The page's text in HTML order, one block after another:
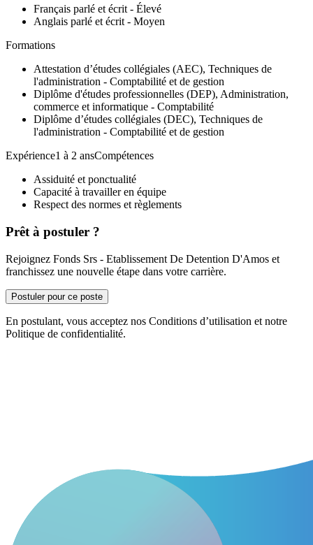
Français parlé et écrit - Élevé
Anglais parlé et écrit - Moyen
Formations
Attestation d’études collégiales (AEC), Techniques de
l'administration - Comptabilité et de gestion
Diplôme d'études professionnelles (DEP), Administration,
commerce et informatique - Comptabilité
Diplôme d’études collégiales (DEC), Techniques de
l'administration - Comptabilité et de gestion
Expérience1 à 2 ansCompétences
Assiduité et ponctualité
Capacité à travailler en équipe
Respect des normes et règlements
Prêt à postuler ?
Rejoignez Fonds Srs - Etablissement De Detention D'Amos et
franchissez une nouvelle étape dans votre carrière.
Postuler pour ce poste
En postulant, vous acceptez nos Conditions d’utilisation et notre
Politique de confidentialité.